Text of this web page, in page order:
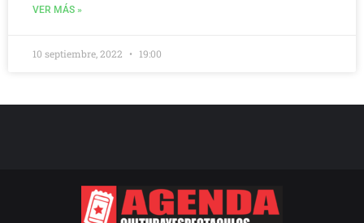
VER MÁS »
10 septiembre, 2022 19:00